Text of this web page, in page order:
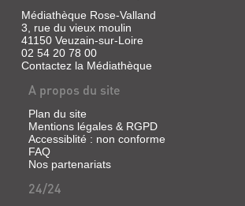
Hunter,
Erin
Pocket
jeunesse,
(Pocket
jeunesse)
S'il
toujours
fait
preuve
de
courage
Médiathèque Rose-Valland
3, rue du vieux moulin
41150 Veuzain-sur-Loire
02 54 20 78 00
Contactez la Médiathèque
A propos du site
Plan du site
Mentions légales & RGPD
Accessiblité : non conforme
FAQ
Nos partenariats
24/24